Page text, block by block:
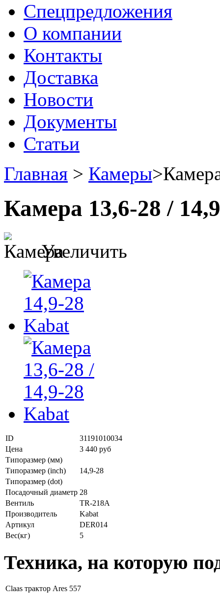
Спецпредложения
О компании
Контакты
Доставка
Новости
Документы
Статьи
Главная > Камеры>
Камера 13,6-28 /
Увеличить
ID
31191010034
Цена
3 440 руб
Типоразмер (мм)
Типоразмер (inch)
14,9-28
Типоразмер (dot)
Посадочный диаметр 28
Вентиль
TR-218A
Производитель
Kabat
Артикул
DER014
Вес(кг)
5
Техника, на которую
Claas трактор Ares 557